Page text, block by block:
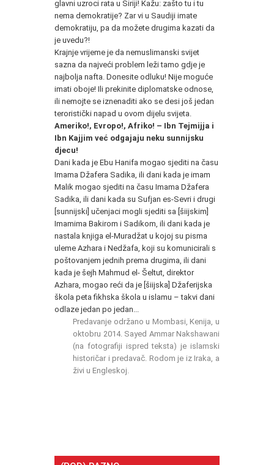
glavni uzroci rata u Siriji! Kažu: zašto tu i tu
nema demokratije? Zar vi u Saudiji imate
demokratiju, pa da možete drugima kazati da
je uvedu?!
Krajnje vrijeme je da nemuslimanski svijet
sazna da najveći problem leži tamo gdje je
najbolja nafta. Donesite odluku! Nije moguće
imati oboje! Ili prekinite diplomatske odnose,
ili nemojte se iznenaditi ako se desi još jedan
teroristički napad u ovom dijelu svijeta.
Ameriko!, Evropo!, Afriko! – Ibn Tejmijja i
Ibn Kajjim već odgajaju neku sunnijsku
djecu!
Dani kada je Ebu Hanifa mogao sjediti na času
Imama Džafera Sadika, ili dani kada je imam
Malik mogao sjediti na času Imama Džafera
Sadika, ili dani kada su Sufjan es-Sevri i drugi
[sunnijski] učenjaci mogli sjediti sa [šiijskim]
Imamima Bakirom i Sadikom, ili dani kada je
nastala knjiga el-Muradžat u kojoj su pisma
uleme Azhara i Nedžafa, koji su komunicirali s
poštovanjem jednih prema drugima, ili dani
kada je šejh Mahmud el- Šeltut, direktor
Azhara, mogao reći da je [šiijska] Džaferijska
škola peta fikhska škola u islamu – takvi dani
odlaze jedan po jedan...
Predavanje održano u Mombasi, Kenija, u
oktobru 2014. Sayed Ammar Nakshawani
(na fotografiji ispred teksta) je islamski
historičar i predavač. Rodom je iz Iraka, a
živi u Engleskoj.